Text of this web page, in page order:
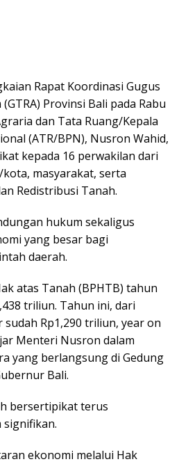
Rapat Koordinasi Gugus
Provinsi Bali pada Rabu
dan Tata Ruang/Kepala
(ATR/BPN), Nusron Wahid,
kepada 16 perwakilan dari
masyarakat, serta
Redistribusi Tanah.
hukum sekaligus
yang besar bagi
daerah.
atas Tanah (BPHTB) tahun
triliun. Tahun ini, dari
sudah Rp1,290 triliun, year on
Menteri Nusron dalam
yang berlangsung di Gedung
Bali.
bersertipikat terus
ekonomi melalui Hak